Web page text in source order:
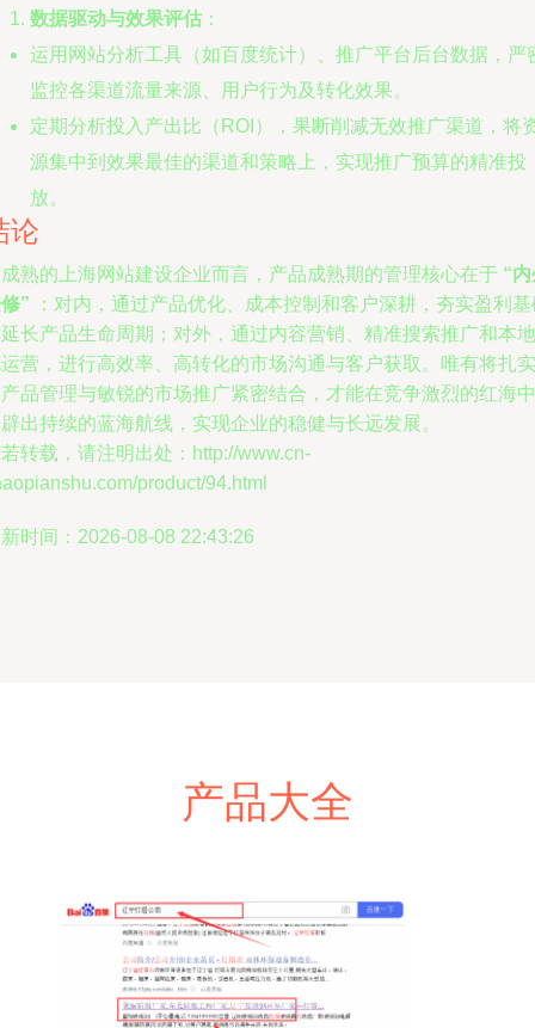
数据驱动与效果评估 ：
运用网站分析工具（如百度统计）、推广平台后台数据，严
监控各渠道流量来源、用户行为及转化效果。
定期分析投入产出比（ROI），果断削减无效推广渠道，将
源集中到效果最佳的渠道和策略上，实现推广预算的精准投
放。
论
熟的上海网站建设企业而言，产品成熟期的管理核心在于 “
” ：对内，通过产品优化、成本控制和客户深耕，夯实盈利基
长产品生命周期；对外，通过内容营销、精准搜索推广和本地
营，进行高效率、高转化的市场沟通与客户获取。唯有将扎实
品管理与敏锐的市场推广紧密结合，才能在竞争激烈的红海中
出持续的蓝海航线，实现企业的稳健与长远发展。
转载，请注明出处：http://www.cn-
product/94.html
时间：2026-08-08 22:43:26
产品大全